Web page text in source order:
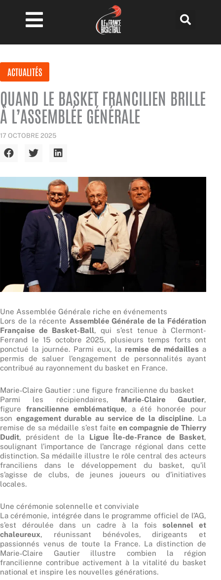
contenu
ACTUALITÉS
QUAND LE BASKET FRANCILIEN BRILLE
À L’ASSEMBLÉE GÉNÉRALE
17 OCTOBRE 2025
Une Assemblée Générale riche en événements
Lors de la récente Assemblée Générale de la Fédération
Française de Basket-Ball, qui s’est tenue à Clermont-
Ferrand le 15 octobre 2025, plusieurs temps forts ont
ponctué la journée. Parmi eux, la remise de médailles a
permis de saluer l’engagement de personnalités ayant
contribué au rayonnement du basket en France.
Marie‑Claire Gautier : une figure francilienne du basket
Parmi les récipiendaires, Marie‑Claire Gautier,
figure francilienne emblématique, a été honorée pour
son engagement durable au service de la discipline. La
remise de sa médaille s’est faiteen compagnie de Thierry
Dudit, président de la Ligue Île-de-France de Basket,
soulignant l’importance de l’ancrage régional dans cette
distinction. Sa médaille illustre le rôle central des acteurs
franciliens dans le développement du basket, qu’il
s’agisse de clubs, de jeunes joueurs ou d’initiatives
locales.
Une cérémonie solennelle et conviviale
La cérémonie, intégrée dans le programme officiel de l’AG,
s’est déroulée dans un cadre à la fois solennel et
chaleureux, réunissant bénévoles, dirigeants et
passionnés venus de toute la France. La distinction de
Marie‑Claire Gautier illustre combien la région
francilienne contribue activement à la vitalité du basket
national et inspire les nouvelles générations.